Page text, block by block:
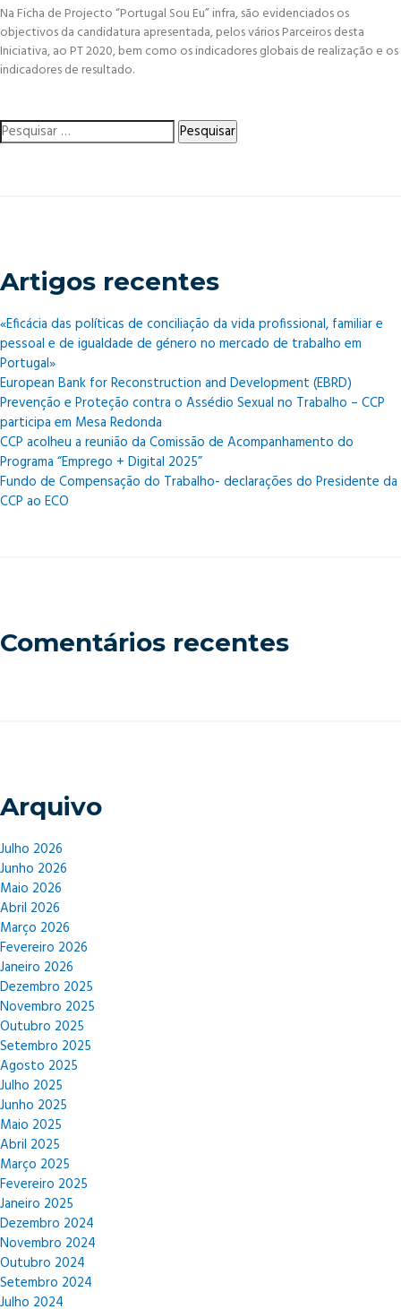
Na Ficha de Projecto “Portugal Sou Eu” infra, são evidenciados os
objectivos da candidatura apresentada, pelos vários Parceiros desta
Iniciativa, ao PT 2020, bem como os indicadores globais de realização e os
indicadores de resultado.
Pesquisar
por:
Artigos recentes
«Eficácia das políticas de conciliação da vida profissional, familiar e
pessoal e de igualdade de género no mercado de trabalho em
Portugal»
European Bank for Reconstruction and Development (EBRD)
Prevenção e Proteção contra o Assédio Sexual no Trabalho – CCP
participa em Mesa Redonda
CCP acolheu a reunião da Comissão de Acompanhamento do
Programa “Emprego + Digital 2025”
Fundo de Compensação do Trabalho- declarações do Presidente da
CCP ao ECO
Comentários recentes
Arquivo
Julho 2026
Junho 2026
Maio 2026
Abril 2026
Março 2026
Fevereiro 2026
Janeiro 2026
Dezembro 2025
Novembro 2025
Outubro 2025
Setembro 2025
Agosto 2025
Julho 2025
Junho 2025
Maio 2025
Abril 2025
Março 2025
Fevereiro 2025
Janeiro 2025
Dezembro 2024
Novembro 2024
Outubro 2024
Setembro 2024
Julho 2024